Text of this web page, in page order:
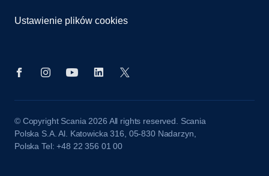
Ustawienie plików cookies
© Copyright Scania 2026 All rights reserved. Scania
Polska S.A. Al. Katowicka 316, 05-830 Nadarzyn,
Polska Tel: +48 22 356 01 00